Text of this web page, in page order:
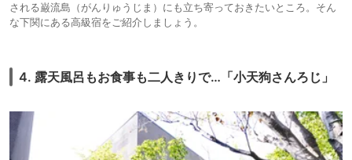
される巌流島（がんりゅうじま）にも立ち寄っておきたいところ。そん
な下関にある高級宿をご紹介しましょう。
4. 露天風呂もお食事も二人きりで…「小天狗さんろじ」